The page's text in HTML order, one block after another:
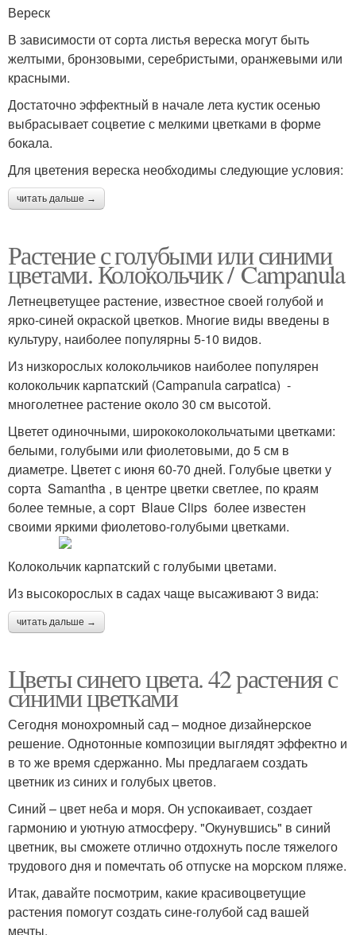
Вереск
В зависимости от сорта листья вереска могут быть
желтыми, бронзовыми, серебристыми, оранжевыми или
красными.
Достаточно эффектный в начале лета кустик осенью
выбрасывает соцветие с мелкими цветками в форме
бокала.
Для цветения вереска необходимы следующие условия:
читать дальше →
Растение с голубыми или синими
цветами. Колокольчик / Campanula
Летнецветущее растение, известное своей голубой и
ярко-синей окраской цветков. Многие виды введены в
культуру, наиболее популярны 5-10 видов.
Из низкорослых колокольчиков наиболее популярен
колокольчик карпатский (Campanula carpatica) -
многолетнее растение около 30 см высотой.
Цветет одиночными, ширококолокольчатыми цветками:
белыми, голубыми или фиолетовыми, до 5 см в
диаметре. Цветет с июня 60-70 дней. Голубые цветки у
сорта Samantha , в центре цветки светлее, по краям
более темные, а сорт Blaue Clips более известен
своими яркими фиолетово-голубыми цветками.
Колокольчик карпатский с голубыми цветами.
Из высокорослых в садах чаще высаживают 3 вида:
читать дальше →
Цветы синего цвета. 42 растения с
синими цветками
Сегодня монохромный сад – модное дизайнерское
решение. Однотонные композиции выглядят эффектно и
в то же время сдержанно. Мы предлагаем создать
цветник из синих и голубых цветов.
Синий – цвет неба и моря. Он успокаивает, создает
гармонию и уютную атмосферу. "Окунувшись" в синий
цветник, вы сможете отлично отдохнуть после тяжелого
трудового дня и помечтать об отпуске на морском пляже.
Итак, давайте посмотрим, какие красивоцветущие
растения помогут создать сине-голубой сад вашей
мечты.